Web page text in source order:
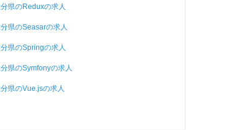
県のReduxの求人
県のSeasarの求人
県のSpringの求人
県のSymfonyの求人
県のVue.jsの求人